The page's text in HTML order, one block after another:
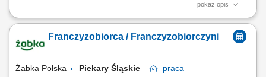
pokaż opis
Główne zadania: Prowadzenie własnej działalności gospodarczej w
obsługi. Monitorowanie stanów magazynowych i zamówień.
Dostosowywanie asortymentu sklepu do potrzeb lokalnego rynku.
Franczyzobiorca / Franczyzobiorczyni
Żabka Polska Piekary Śląskie
praca